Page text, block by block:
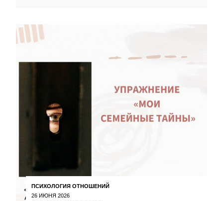
ПСИХОЛОГИЯ ОТНОШЕНИЙ
26 ИЮНЯ 2026